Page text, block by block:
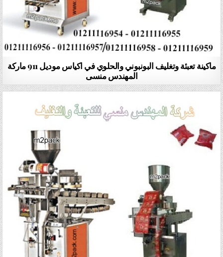
ماكينة تعبئة وتغليف البونبوني والحلوي في اكياس موديل 911 ماركة
المهندس منسى